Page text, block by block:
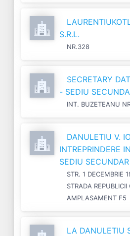
S.R.L.
NR.328
SECRETARY
- SEDIU
INT. BUZETEANU
DANULETIU V.
INTREPRINDERE
SEDIU
STR. 1 DECEMBRIE
STRADA REPUBLICII
AMPLASAMENT F5
LA DANULETIU